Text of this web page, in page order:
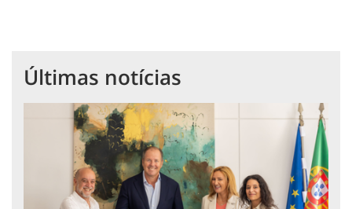
Últimas notícias